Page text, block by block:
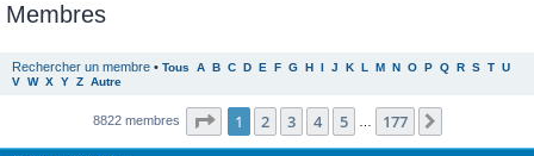
Membres
Rechercher un membre • Tous A B C D E F G H I J K L M N O P Q R S T U
V W X Y Z Autre
8822 membres Page 1sur177
1 2 3 4 5 177